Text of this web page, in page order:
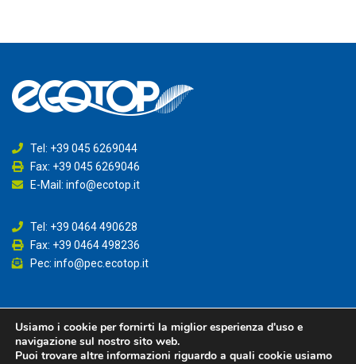
Tel: +39 045 6269044
Fax: +39 045 6269046
E-Mail: info@ecotop.it
Tel: +39 0464 490628
Fax: +39 0464 498236
Pec: info@pec.ecotop.it
Reg. Imp. Trento – P. Iva – Codice Fiscale 02087670226 –Privacy
Policy–Credits
Usiamo i cookie per fornirti la miglior esperienza d'uso e
navigazione sul nostro sito web.
Puoi trovare altre informazioni riguardo a quali cookie usiamo